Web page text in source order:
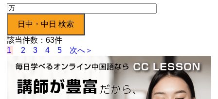
該当件数：63件
1
2 3 4 5 次へ＞